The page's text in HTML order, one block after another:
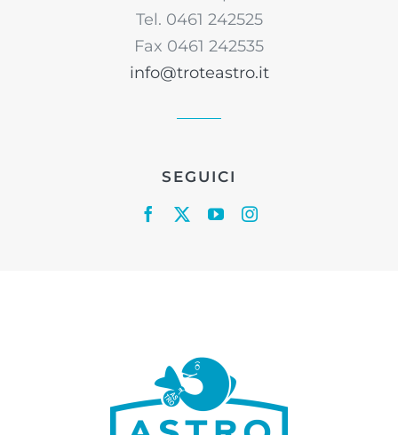
Tel. 0461 242525
Fax 0461 242535
info@troteastro.it
SEGUICI